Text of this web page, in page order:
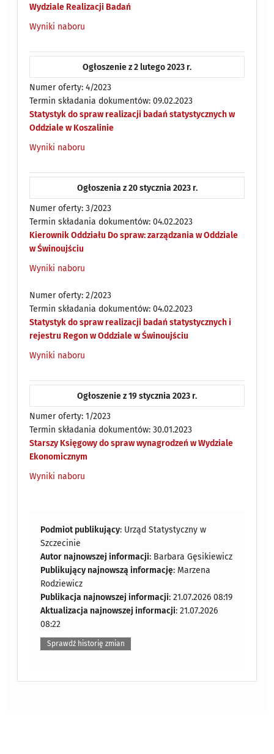
Wydziale Realizacji Badań
Wyniki naboru
Ogłoszenie z 2 lutego 2023 r.
Numer oferty: 4/2023
Termin składania dokumentów: 09.02.2023
Statystyk do spraw realizacji badań statystycznych w
Oddziale w Koszalinie
Wyniki naboru
Ogłoszenia z 20 stycznia 2023 r.
Numer oferty: 3/2023
Termin składania dokumentów: 04.02.2023
Kierownik Oddziału Do spraw: zarządzania w Oddziale
w Świnoujściu
Wyniki naboru
Numer oferty: 2/2023
Termin składania dokumentów: 04.02.2023
Statystyk do spraw realizacji badań statystycznych i
rejestru Regon w Oddziale w Świnoujściu
Wyniki naboru
Ogłoszenie z 19 stycznia 2023 r.
Numer oferty: 1/2023
Termin składania dokumentów: 30.01.2023
Starszy Księgowy do spraw wynagrodzeń w Wydziale
Ekonomicznym
Wyniki naboru
Podmiot publikujący: Urząd Statystyczny w
Szczecinie
Autor najnowszej informacji: Barbara Gęsikiewicz
Publikujący najnowszą informację: Marzena
Rodziewicz
Publikacja najnowszej informacji: 21.07.2026 08:19
Aktualizacja najnowszej informacji: 21.07.2026
08:22
Sprawdź historię zmian